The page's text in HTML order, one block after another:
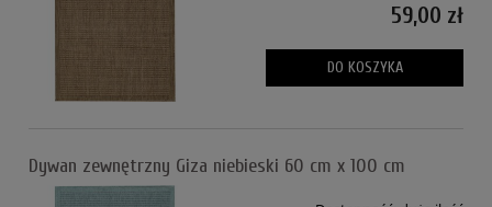
59,00 zł
DO KOSZYKA
Dywan zewnętrzny Giza niebieski 60 cm x 100 cm